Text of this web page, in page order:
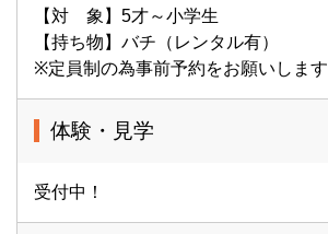
【対 象】5才～小学生
【持ち物】バチ（レンタル有）
※定員制の為事前予約をお願いします
体験・見学
受付中！